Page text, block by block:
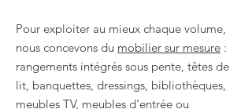
Pour exploiter au mieux chaque volume,
nous concevons du mobilier sur mesure :
rangements intégrés sous pente, têtes de
lit, banquettes, dressings, bibliothèques,
meubles TV, meubles d’entrée ou